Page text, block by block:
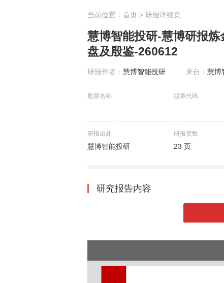
当前位置： 首页 > 研报详细页
慧博智能投研-慧博研报
盘及殷鉴-260612
研报作者： 慧博智能投研 来自： 慧博
股票名称 股票代码
研报出处
慧博智能投研
研报页数
23 页
研究报告内容